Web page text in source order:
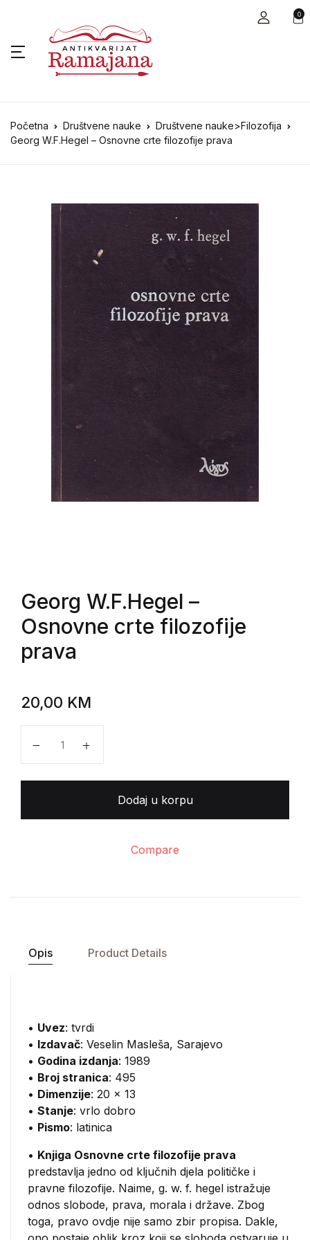
0
Početna Društvene nauke
Društvene nauke>Filozofija
Georg W.F.Hegel – Osnovne crte filozofije prava
Georg W.F.Hegel –
Osnovne crte filozofije
prava
20,00 KM
Dodaj u korpu
Compare
Opis Product Details
• Uvez: tvrdi
• Izdavač: Veselin Masleša, Sarajevo
• Godina izdanja: 1989
• Broj stranica: 495
• Dimenzije: 20 x 13
• Stanje: vrlo dobro
• Pismo: latinica
• Knjiga Osnovne crte filozofije prava
predstavlja jedno od ključnih djela političke i
pravne filozofije. Naime, g. w. f. hegel istražuje
odnos slobode, prava, morala i države. Zbog
toga, pravo ovdje nije samo zbir propisa. Dakle,